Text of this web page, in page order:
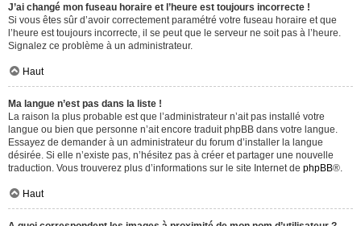
J’ai changé mon fuseau horaire et l’heure est toujours incorrecte !
Si vous êtes sûr d’avoir correctement paramétré votre fuseau horaire et que
l’heure est toujours incorrecte, il se peut que le serveur ne soit pas à l’heure.
Signalez ce problème à un administrateur.
Haut
Ma langue n’est pas dans la liste !
La raison la plus probable est que l’administrateur n’ait pas installé votre
langue ou bien que personne n’ait encore traduit phpBB dans votre langue.
Essayez de demander à un administrateur du forum d’installer la langue
désirée. Si elle n’existe pas, n’hésitez pas à créer et partager une nouvelle
traduction. Vous trouverez plus d’informations sur le site Internet de phpBB®.
Haut